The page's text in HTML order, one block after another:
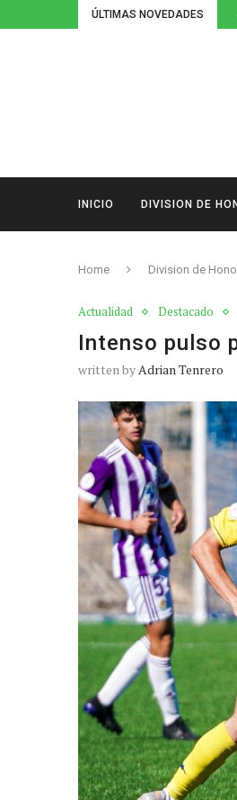
ÚLTIMAS NOVEDADES
INICIO DIVISION DE
Home Division de
Actualidad Destacado
Intenso pulso
written byAdrian Tenrero